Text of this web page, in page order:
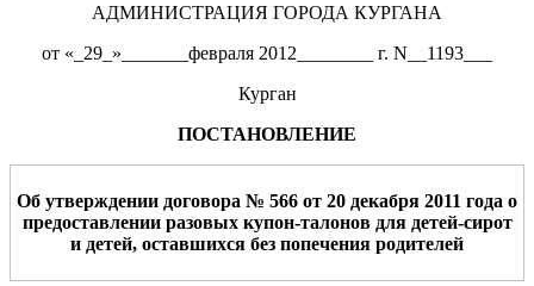
АДМИНИСТРАЦИЯ ГОРОДА КУРГАНА
от «_29_»_______февраля 2012________ г. N__1193___
Курган
ПОСТАНОВЛЕНИЕ
Об утверждении договора № 566 от 20 декабря 2011 года о
предоставлении разовых купон-талонов для детей-сирот
и детей, оставшихся без попечения родителей